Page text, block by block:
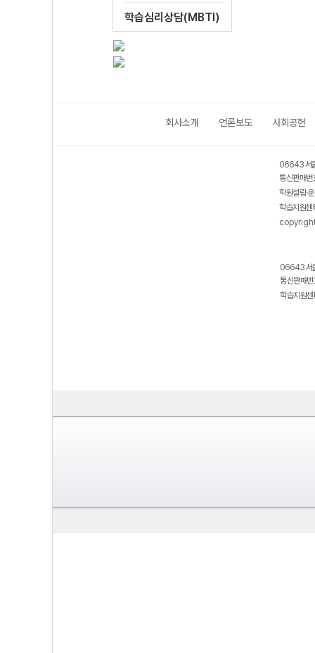
학습심리상담(MBTI)
회사소개 언론보도 사회공헌
06643 서
통신판매
학원설립·
학습지원
06643 서
통신판매
학습지원